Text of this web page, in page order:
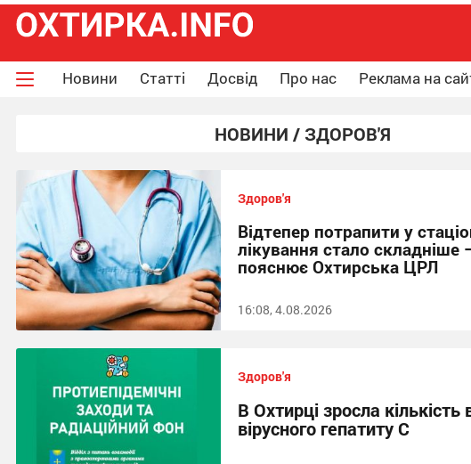
Новини Статті Досвід Про нас Реклама на
НОВИНИ / ЗДОРОВ'Я
Здоров'я
Відтепер потрапити у
лікування стало складніше
пояснює Охтирська ЦРЛ
16:08, 4.08.2026
Здоров'я
В Охтирці зросла кількість
вірусного гепатиту С